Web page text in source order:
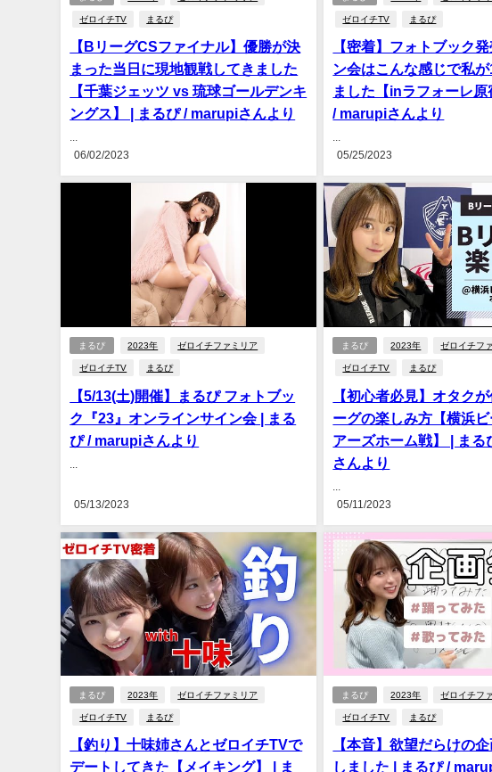
ゼロイチTV まるぴ
【BリーグCSファイナル】優勝が決
まった当日に現地観戦してきました
【千葉ジェッツ vs 琉球ゴールデンキ
ングス】 | まるぴ / marupiさんより
06/02/2023
ゼロイチTV まるぴ
【密着】フォトブック
ン会はこんな感じで私
ました【inラフォーレ原
/ marupiさんより
05/25/2023
まるぴ 2023年 ゼロイチファミリア
ゼロイチTV まるぴ
【5/13(土)開催】まるぴ フォトブッ
ク『23』オンラインサイン会 | まる
ぴ / marupiさんより
05/13/2023
まるぴ 2023年 ゼロイチフ
ゼロイチTV まるぴ
【初心者必見】オタク
ーグの楽しみ方【横浜
アーズホーム戦】 | まる
さんより
05/11/2023
まるぴ 2023年 ゼロイチファミリア
ゼロイチTV まるぴ
【釣り】十味姉さんとゼロイチTVで
デートしてきた【メイキング】 | ま
まるぴ 2023年 ゼロイチフ
ゼロイチTV まるぴ
【本音】欲望だらけの
しました | まるぴ /